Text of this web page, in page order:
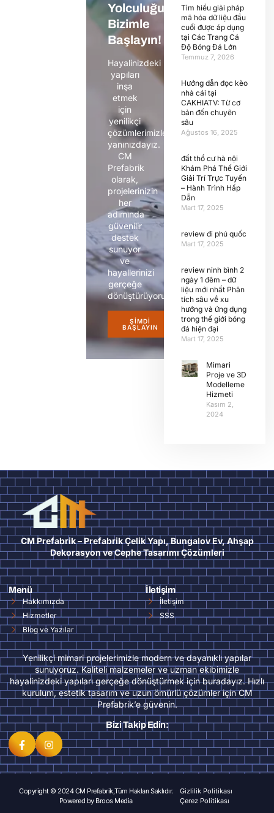
Yolculuğunuza
Bizimle
Başlayın!
Hayalinizdeki
yapıları
inşa
etmek
için
yenilikçi
çözümlerimizle
yanınızdayız.
CM
Prefabrik
olarak,
projelerinizin
her
adımında
güvenilir
destek
sunuyor
ve
hayallerinizi
gerçeğe
dönüştürüyoruz.
ŞIMDI
BAŞLAYIN
Tìm hiểu giải pháp
mã hóa dữ liệu đầu
cuối được áp dụng
tại Các Trang Cá
Độ Bóng Đá Lớn
Temmuz 7, 2026
Hướng dẫn đọc kèo
nhà cái tại
CAKHIATV: Từ cơ
bản đến chuyên
sâu
Ağustos 16, 2025
đất thổ cư hà nội
Khám Phá Thế Giới
Giải Trí Trực Tuyến
– Hành Trình Hấp
Dẫn
Mart 17, 2025
review đi phú quốc
Mart 17, 2025
review ninh bình 2
ngày 1 đêm – dữ
liệu mới nhất Phân
tích sâu về xu
hướng và ứng dụng
trong thế giới bóng
đá hiện đại
Mart 17, 2025
Mimari
Proje ve 3D
Modelleme
Hizmeti
Kasım 2,
2024
CM Prefabrik – Prefabrik Çelik Yapı, Bungalov Ev, Ahşap
Dekorasyon ve Cephe Tasarımı Çözümleri
Menü
Hakkımızda
Hizmetler
Blog ve Yazılar
İletişim
İletişim
SSS
Yenilikçi mimari projelerimizle modern ve dayanıklı yapılar
sunuyoruz. Kaliteli malzemeler ve uzman ekibimizle
hayalinizdeki yapıları gerçeğe dönüştürmek için buradayız. Hızlı
kurulum, estetik tasarım ve uzun ömürlü çözümler için CM
Prefabrik’e güvenin.
Bizi Takip Edin:
Copyright © 2024 CM Prefabrik,Tüm Hakları Saklıdır.
Powered by Broos Media
Gizlilik Politikası
Çerez Politikası